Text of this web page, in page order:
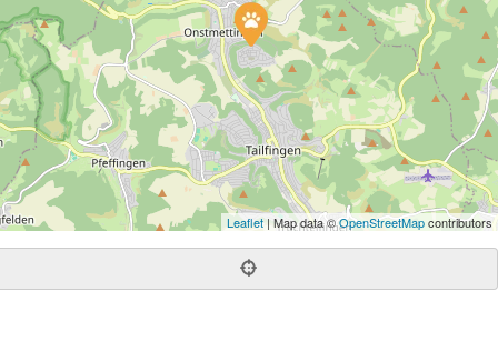
Leaflet | Map data ©OpenStreetMapcontributors